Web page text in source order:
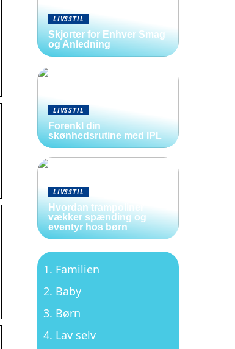
LIVSSTIL
Skjorter for Enhver Smag
og Anledning
LIVSSTIL
Forenkl din
skønhedsrutine med IPL
LIVSSTIL
Hvordan trampoliner
vækker spænding og
eventyr hos børn
Familien
Baby
Børn
Lav selv